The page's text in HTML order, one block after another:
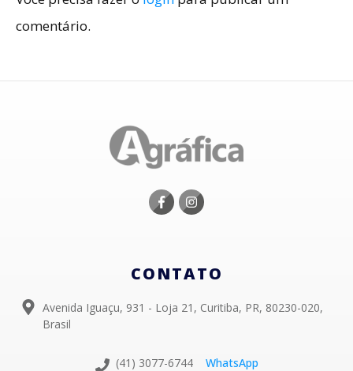
comentário.
CONTATO
Avenida Iguaçu, 931 - Loja 21, Curitiba, PR, 80230-020,
Brasil
(41) 3077-6744 WhatsApp